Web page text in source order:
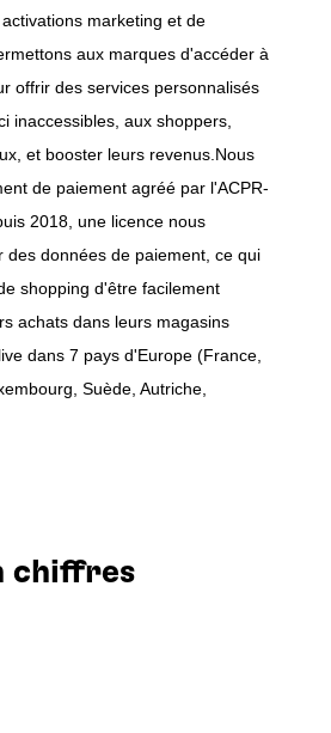
marketing et de
aux marques d'accéder à
offrir des services personnalisés
inaccessibles, aux shoppers,
et booster leurs revenus. Nous
de paiement agréé par l'ACPR-
2018, une licence nous
des données de paiement, ce qui
shopping d'être facilement
achats dans leurs magasins
dans 7 pays d'Europe (France,
Suède, Autriche,
chiffres